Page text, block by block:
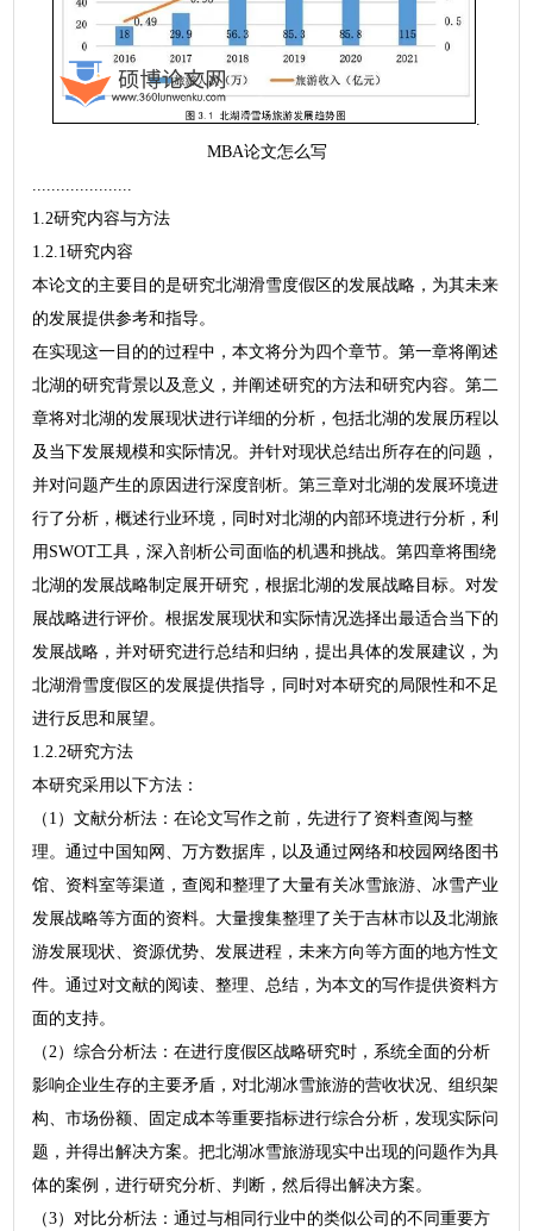
MBA论文怎么写
.....................
1.2研究内容与方法
1.2.1研究内容
本论文的主要目的是研究北湖滑雪度假区的发展战略，为其未来
的发展提供参考和指导。
在实现这一目的的过程中，本文将分为四个章节。第一章将阐述
北湖的研究背景以及意义，并阐述研究的方法和研究内容。第二
章将对北湖的发展现状进行详细的分析，包括北湖的发展历程以
及当下发展规模和实际情况。并针对现状总结出所存在的问题，
并对问题产生的原因进行深度剖析。第三章对北湖的发展环境进
行了分析，概述行业环境，同时对北湖的内部环境进行分析，利
用SWOT工具，深入剖析公司面临的机遇和挑战。第四章将围绕
北湖的发展战略制定展开研究，根据北湖的发展战略目标。对发
展战略进行评价。根据发展现状和实际情况选择出最适合当下的
发展战略，并对研究进行总结和归纳，提出具体的发展建议，为
北湖滑雪度假区的发展提供指导，同时对本研究的局限性和不足
进行反思和展望。
1.2.2研究方法
本研究采用以下方法：
（1）文献分析法：在论文写作之前，先进行了资料查阅与整
理。通过中国知网、万方数据库，以及通过网络和校园网络图书
馆、资料室等渠道，查阅和整理了大量有关冰雪旅游、冰雪产业
发展战略等方面的资料。大量搜集整理了关于吉林市以及北湖旅
游发展现状、资源优势、发展进程，未来方向等方面的地方性文
件。通过对文献的阅读、整理、总结，为本文的写作提供资料方
面的支持。
（2）综合分析法：在进行度假区战略研究时，系统全面的分析
影响企业生存的主要矛盾，对北湖冰雪旅游的营收状况、组织架
构、市场份额、固定成本等重要指标进行综合分析，发现实际问
题，并得出解决方案。把北湖冰雪旅游现实中出现的问题作为具
体的案例，进行研究分析、判断，然后得出解决方案。
（3）对比分析法：通过与相同行业中的类似公司的不同重要方